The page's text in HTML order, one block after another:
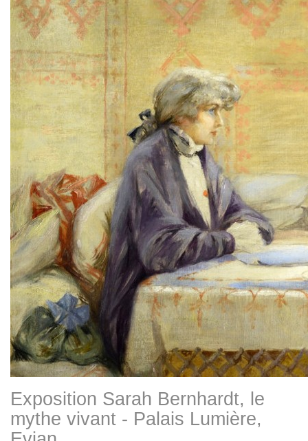
Exposition Sarah Bernhardt, le
mythe vivant - Palais Lumière,